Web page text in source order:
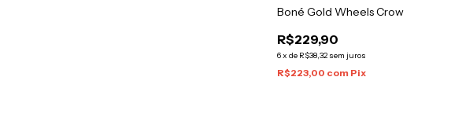
Boné Gold Wheels Crow
R$229,90
6xde R$38,32 sem juros
R$223,00 com Pix